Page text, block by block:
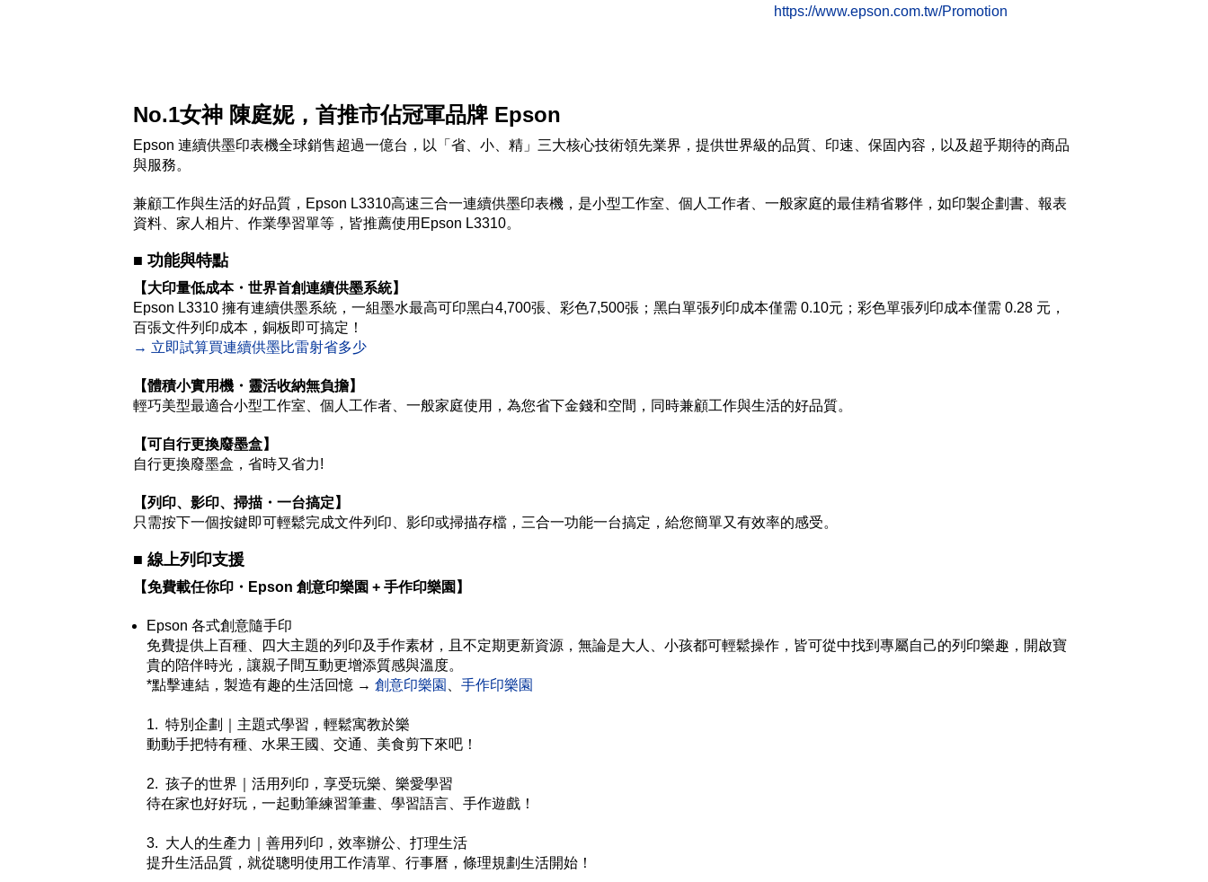
https://www.epson.com.tw/Promotion
No.1女神 陳庭妮，首推市佔冠軍品牌 Epson
Epson 連續供墨印表機全球銷售超過一億台，以「省、小、精」三大核心技術領先業界，提供世界級的品質、印速、保固內容，以及超乎期待的商品
與服務。
兼顧工作與生活的好品質，Epson L3310高速三合一連續供墨印表機，是小型工作室、個人工作者、一般家庭的最佳精省夥伴，如印製企劃書、報表
資料、家人相片、作業學習單等，皆推薦使用Epson L3310。
■ 功能與特點
【大印量低成本・世界首創連續供墨系統】
Epson L3310 擁有連續供墨系統，一組墨水最高可印黑白4,700張、彩色7,500張；黑白單張列印成本僅需 0.10元；彩色單張列印成本僅需 0.28 元，
百張文件列印成本，銅板即可搞定！
→ 立即試算買連續供墨比雷射省多少
【體積小實用機・靈活收納無負擔】
輕巧美型最適合小型工作室、個人工作者、一般家庭使用，為您省下金錢和空間，同時兼顧工作與生活的好品質。
【可自行更換廢墨盒】
自行更換廢墨盒，省時又省力!
【列印、影印、掃描・一台搞定】
只需按下一個按鍵即可輕鬆完成文件列印、影印或掃描存檔，三合一功能一台搞定，給您簡單又有效率的感受。
■ 線上列印支援
【免費載任你印・Epson 創意印樂園 + 手作印樂園】
Epson 各式創意隨手印
免費提供上百種、四大主題的列印及手作素材，且不定期更新資源，無論是大人、小孩都可輕鬆操作，皆可從中找到專屬自己的列印樂趣，開啟寶
貴的陪伴時光，讓親子間互動更增添質感與溫度。
*點擊連結，製造有趣的生活回憶 → 創意印樂園 手作印樂園
1. 特別企劃｜主題式學習，輕鬆寓教於樂
動動手把特有種、水果王國、交通、美食剪下來吧！
2. 孩子的世界｜活用列印，享受玩樂、樂愛學習
待在家也好好玩，一起動筆練習筆畫、學習語言、手作遊戲！
3. 大人的生產力｜善用列印，效率辦公、打理生活
提升生活品質，就從聰明使用工作清單、行事曆，條理規劃生活開始！